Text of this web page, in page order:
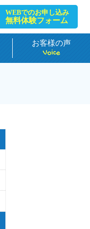
WEBでのお申し込み
無料体験フォーム
お客様の声
Voice